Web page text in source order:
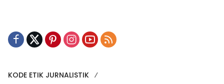
KODE ETIK JURNALISTIK